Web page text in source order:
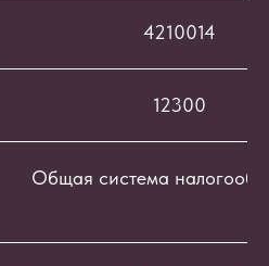
4210014
12300
Общая система